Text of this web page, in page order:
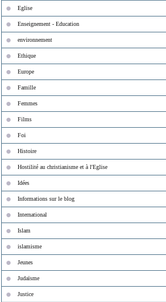
Eglise
Enseignement - Education
environnement
Ethique
Europe
Famille
Femmes
Films
Foi
Histoire
Hostilité au christianisme et à l'Eglise
Idées
Informations sur le blog
International
Islam
islamisme
Jeunes
Judaïsme
Justice